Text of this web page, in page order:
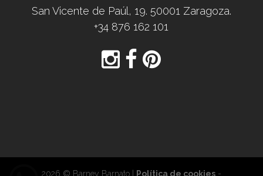
San Vicente de Paúl, 19. 50001 Zaragoza.
+34 876 162 101
2026 © Barney Barnato | Política de cookies-